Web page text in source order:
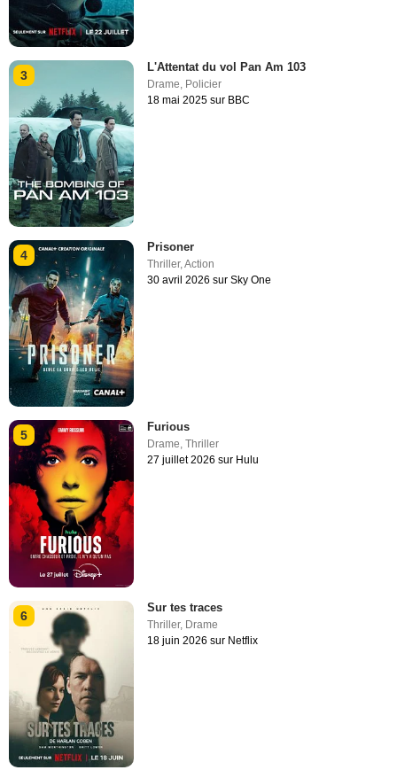
3
L'Attentat du vol Pan Am 103
Drame Policier
18 mai 2025 sur BBC
4
Prisoner
Thriller,Action
30 avril 2026 sur Sky One
5
Furious
Drame,Thriller
27 juillet 2026 sur Hulu
6
Sur tes traces
Thriller, Drame
18 juin 2026 sur Netflix